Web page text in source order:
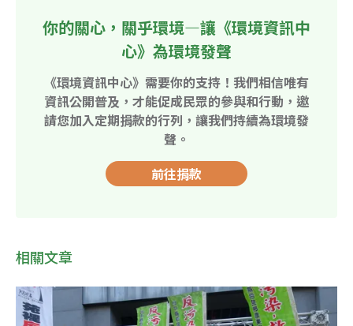
你的關心，關乎環境—讓《環境資訊中
心》為環境發聲
《環境資訊中心》需要你的支持！我們相信唯有
資訊公開普及，才能促成民眾的參與和行動，邀
請您加入定期捐款的行列，讓我們持續為環境發
聲。
前往捐款
相關文章